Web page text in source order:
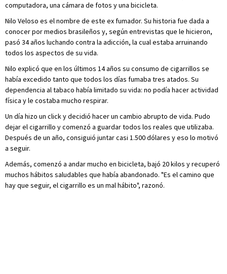
computadora, una cámara de fotos y una bicicleta.
Nilo Veloso es el nombre de este ex fumador. Su historia fue dada a
conocer por medios brasileños y, según entrevistas que le hicieron,
pasó 34 años luchando contra la adicción, la cual estaba arruinando
todos los aspectos de su vida.
Nilo explicó que en los últimos 14 años su consumo de cigarrillos se
había excedido tanto que todos los días fumaba tres atados. Su
dependencia al tabaco había limitado su vida: no podía hacer actividad
física y le costaba mucho respirar.
Un día hizo un click y decidió hacer un cambio abrupto de vida. Pudo
dejar el cigarrillo y comenzó a guardar todos los reales que utilizaba.
Después de un año, consiguió juntar casi 1.500 dólares y eso lo motivó
a seguir.
Además, comenzó a andar mucho en bicicleta, bajó 20 kilos y recuperó
muchos hábitos saludables que había abandonado. "Es el camino que
hay que seguir, el cigarrillo es un mal hábito", razonó.